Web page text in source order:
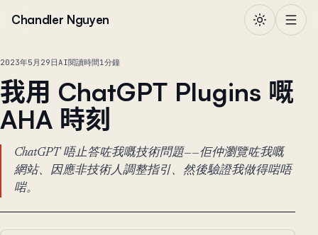
Chandler Nguyen
2023年5月29日AI閱讀時間1分鐘
我用 ChatGPT Plugins 嘅
AHA 時刻
ChatGPT 唔止答咗我嘅技術問題——佢仲瀏覽咗我嘅
網站、因應非技術人調整指引、然後驗證我做得啱唔
啱。